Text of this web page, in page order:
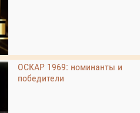
ОСКАР 1969: номинанты и
победители